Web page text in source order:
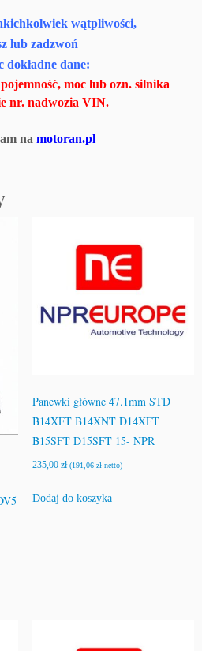
wątpliwości,
lub zadzwoń
dokładne dane:
moc lub ozn. silnika
nr. nadwozia VIN.
na motoran.pl
Panewki główne 47.1mm STD
B14XFT B14XNT D14XFT
B15SFT D15SFT 15- NPR
235,00 zł (191,06 złnetto)
Dodaj do koszyka